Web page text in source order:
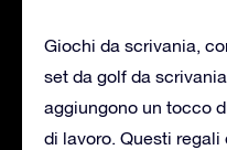
Giochi da scrivania,
set da golf da
aggiungono un tocco
di lavoro. Questi